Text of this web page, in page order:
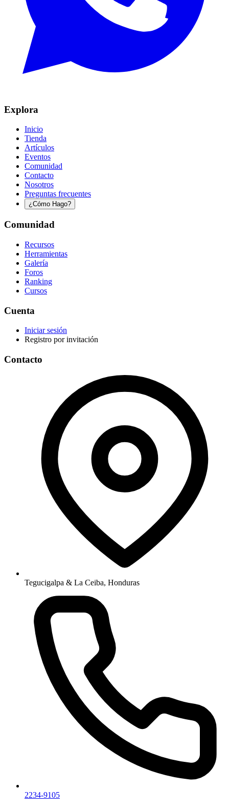
Explora
Inicio
Tienda
Artículos
Eventos
Comunidad
Contacto
Nosotros
Preguntas frecuentes
¿Cómo Hago?
Comunidad
Recursos
Herramientas
Galería
Foros
Ranking
Cursos
Cuenta
Iniciar sesión
Registro por invitación
Contacto
Tegucigalpa & La Ceiba, Honduras
2234-9105